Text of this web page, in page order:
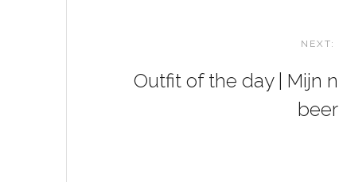
NEXT:
Outfit of the day | Mijn
beer